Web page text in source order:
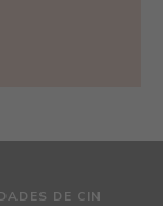
DE CIN